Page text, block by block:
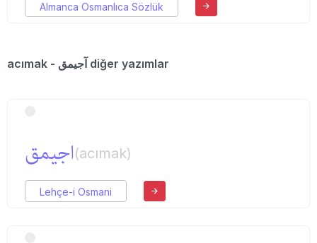
Almanca Osmanlıca Sözlük
acımak - آجیمق diğer yazımlar
اجیمق(acımak)
Lehçe-i Osmani